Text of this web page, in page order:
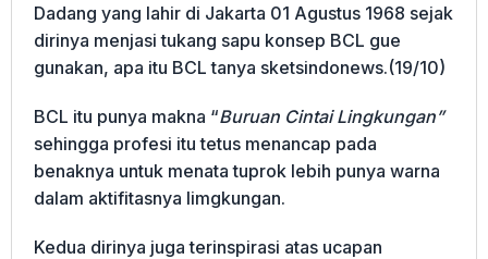
Dadang yang lahir di Jakarta 01 Agustus 1968 sejak
dirinya menjasi tukang sapu konsep BCL gue
gunakan, apa itu BCL tanya sketsindonews.(19/10)
BCL itu punya makna “Buruan Cintai Lingkungan”
sehingga profesi itu tetus menancap pada
benaknya untuk menata tuprok lebih punya warna
dalam aktifitasnya limgkungan.
Kedua dirinya juga terinspirasi atas ucapan